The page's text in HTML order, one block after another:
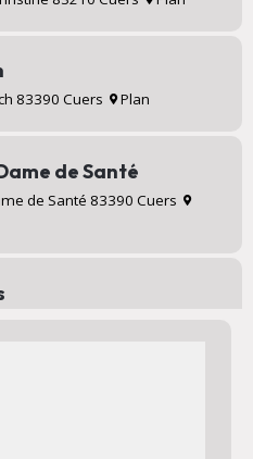
83390 Cuers Plan
de Santé
de Santé 83390 Cuers